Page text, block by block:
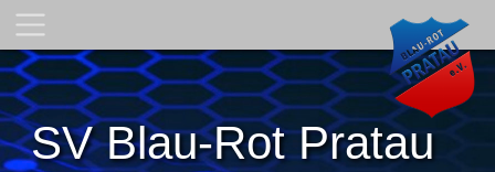
SV Blau-Rot Pratau